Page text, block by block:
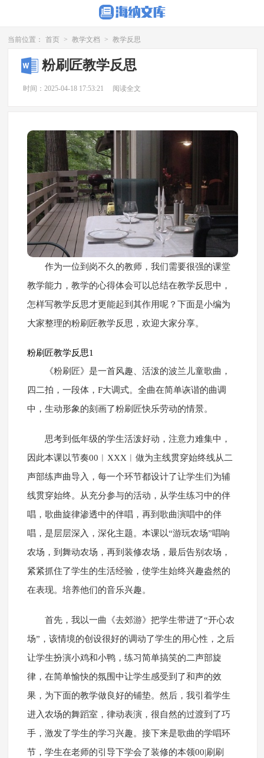
当前位置： 首页 > 教学文档 > 教学反思
粉刷匠教学反思
时间：2025-04-18 17:53:21 阅读全文
作为一位到岗不久的教师，我们需要很强的课堂
教学能力，教学的心得体会可以总结在教学反思中，
怎样写教学反思才更能起到其作用呢？下面是小编为
大家整理的粉刷匠教学反思，欢迎大家分享。
粉刷匠教学反思1
《粉刷匠》是一首风趣、活泼的波兰儿童歌曲，
四二拍，一段体，F大调式。全曲在简单诙谐的曲调
中，生动形象的刻画了粉刷匠快乐劳动的情景。
思考到低年级的学生活泼好动，注意力难集中，
因此本课以节奏00︱XXX︱做为主线贯穿始终线从二
声部练声曲导入，每一个环节都设计了让学生们为辅
线贯穿始终。从充分参与的活动，从学生练习中的伴
唱，歌曲旋律渗透中的伴唱，再到歌曲演唱中的伴
唱，是层层深入，深化主题。本课以“游玩农场”唱响
农场，到舞动农场，再到装修农场，最后告别农场，
紧紧抓住了学生的生活经验，使学生始终兴趣盎然的
在表现。培养他们的音乐兴趣。
首先，我以一曲《去郊游》把学生带进了“开心农
场”，该情境的创设很好的调动了学生的用心性，之后
让学生扮演小鸡和小鸭，练习简单搞笑的二声部旋
律，在简单愉快的氛围中让学生感受到了和声的效
果，为下面的教学做良好的铺垫。然后，我引着学生
进入农场的舞蹈室，律动表演，很自然的过渡到了巧
手，激发了学生的学习兴趣。接下来是歌曲的学唱环
节，学生在老师的引导下学会了装修的本领00|刷刷